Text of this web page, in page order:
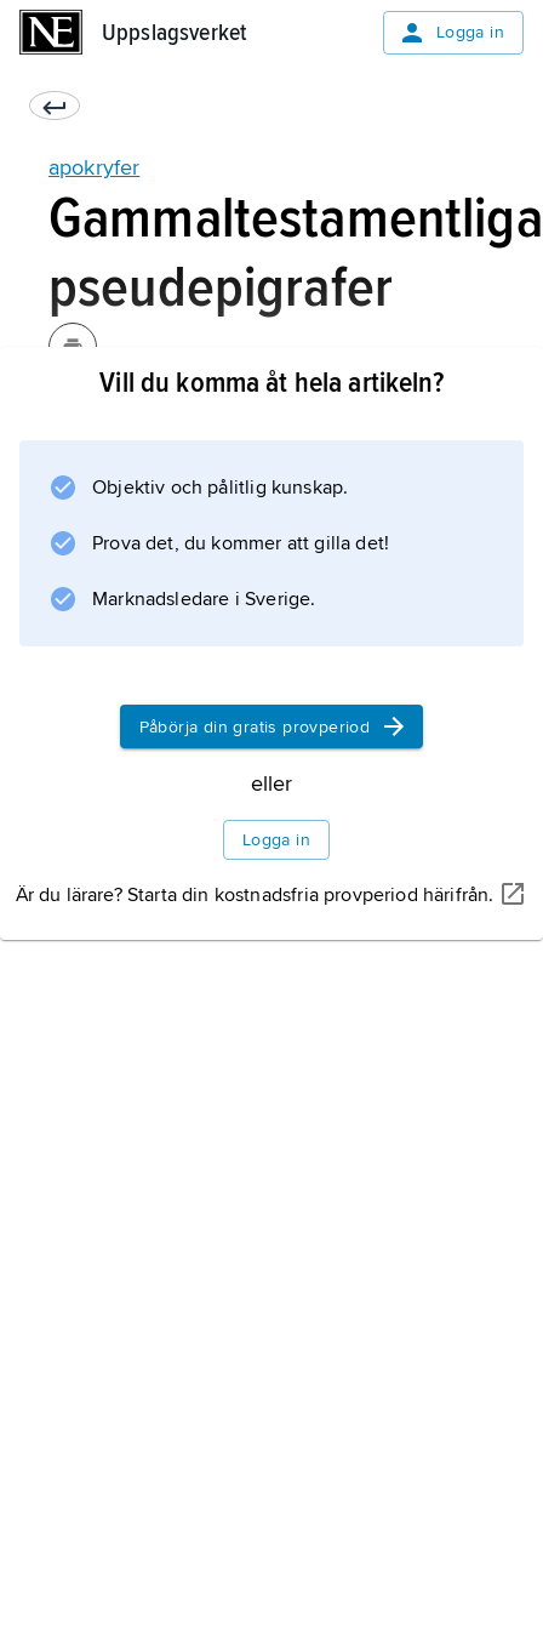
Uppslagsverket Logga in
apokryfer
Gammaltestamentliga
pseudepigrafer
utanför den judiska bibeln, fast den härrör från
judisk miljö. Den är mer präglad av
apokalyptik än den föregående gruppen,
spår av kristet inflytande. Somliga av
Vill du komma åt hela artikeln?
Objektiv och pålitlig kunskap.
Prova det, du kommer att gilla det!
Marknadsledare i Sverige.
Påbörja din gratis provperiod
eller
Logga in
Är du lärare? Starta din kostnadsfria provperiod härifrån.